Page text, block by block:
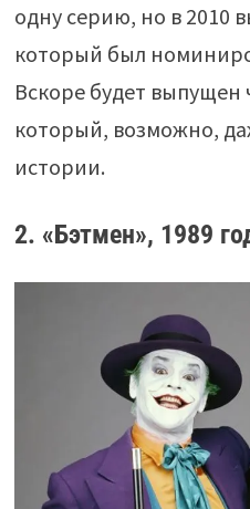
одну серию, но в 2010
который был
Вскоре будет
который, возможно,
истории.
2. «Бэтмен», 1989